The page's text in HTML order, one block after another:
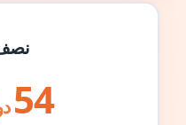
54